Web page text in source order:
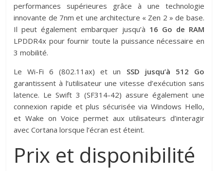
performances supérieures grâce à une technologie
innovante de 7nm et une architecture « Zen 2 » de base.
Il peut également embarquer jusqu’à 16 Go de RAM
LPDDR4x pour fournir toute la puissance nécessaire en
3 mobilité.
Le Wi-Fi 6 (802.11ax) et un SSD jusqu’à 512 Go
garantissent à l’utilisateur une vitesse d’exécution sans
latence. Le Swift 3 (SF314-42) assure également une
connexion rapide et plus sécurisée via Windows Hello,
et Wake on Voice permet aux utilisateurs d’interagir
avec Cortana lorsque l’écran est éteint.
Prix et disponibilité